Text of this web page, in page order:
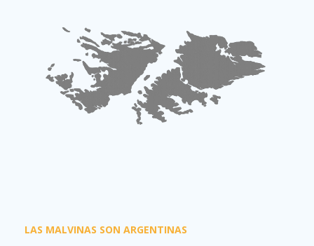
LAS MALVINAS SON ARGENTINAS